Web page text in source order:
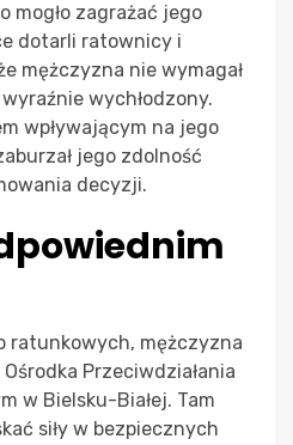
mogło zagrażać jego
dotarli ratownicy i
mężczyzna nie wymagał
wychłodzony.
wpływającym na jego
jego zdolność
decyzji.
ratunkowych, mężczyzna
Przeciwdziałania
w Bielsku-Białej. Tam
siły w bezpiecznych